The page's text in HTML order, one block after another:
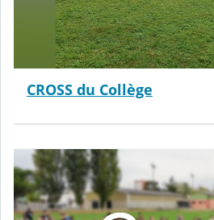
CROSS du Collège